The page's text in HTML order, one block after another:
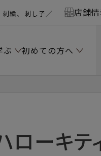
繍、刺し子／ 店舗
ぶ 初めての方へ
ローキテ